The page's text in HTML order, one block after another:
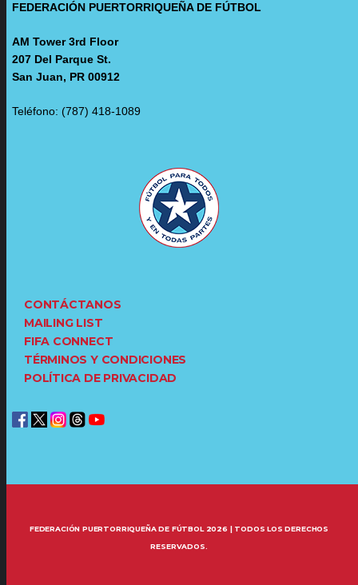
FEDERACIÓN PUERTORRIQUEÑA DE FÚTBOL
AM Tower 3rd Floor
207 Del Parque St.
San Juan, PR 00912
Teléfono: (787) 418-1089
CONTÁCTANOS
MAILING LIST
FIFA CONNECT
TÉRMINOS Y CONDICIONES
POLÍTICA DE PRIVACIDAD
FEDERACIÓN PUERTORRIQUEÑA DE FÚTBOL 2026 | TODOS LOS DERECHOS
RESERVADOS.